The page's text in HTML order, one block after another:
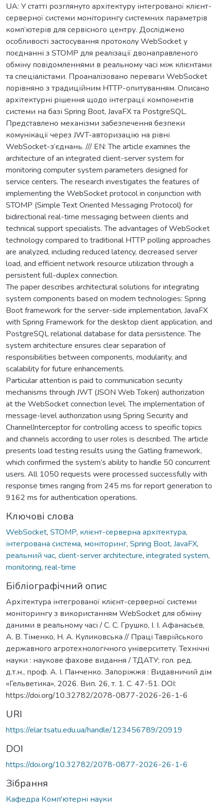
UA: У статті розглянуто архітектуру інтегрованої клієнт-
серверної системи моніторингу системних параметрів
комп’ютерів для сервісного центру. Досліджено
особливості застосування протоколу WebSocket у
поєднанні з STOMP для реалізації двонаправленого
обміну повідомленнями в реальному часі між клієнтами
та спеціалістами. Проаналізовано переваги WebSocket
порівняно з традиційним HTTP-опитуванням. Описано
архітектурні рішення щодо інтеграції компонентів
системи на базі Spring Boot, JavaFX та PostgreSQL.
Представлено механізми забезпечення безпеки
комунікації через JWT-авторизацію на рівні
WebSocket-з’єднань. /// EN: The article examines the
architecture of an integrated client-server system for
monitoring computer system parameters designed for
service centers. The research investigates the features of
implementing the WebSocket protocol in conjunction with
STOMP (Simple Text Oriented Messaging Protocol) for
bidirectional real-time messaging between clients and
technical support specialists. The advantages of WebSocket
technology compared to traditional HTTP polling approaches
are analyzed, including reduced latency, decreased server
load, and efficient network resource utilization through a
persistent full-duplex connection.
The paper describes architectural solutions for integrating
system components based on modern technologies: Spring
Boot framework for the server-side implementation, JavaFX
with Spring Framework for the desktop client application, and
PostgreSQL relational database for data persistence. The
system architecture ensures clear separation of
responsibilities between components, modularity, and
scalability for future enhancements.
Particular attention is paid to communication security
mechanisms through JWT (JSON Web Token) authorization
at the WebSocket connection level. The implementation of
message-level authorization using Spring Security and
ChannelInterceptor for controlling access to specific topics
and channels according to user roles is described. The article
presents load testing results using the Gatling framework,
which confirmed the system’s ability to handle 50 concurrent
users. All 1050 requests were processed successfully with
response times ranging from 245 ms for report generation to
9162 ms for authentication operations.
Ключові слова
WebSocket, STOMP, клієнт-серверна архітектура,
інтегрована система, моніторинг, Spring Boot, JavaFX,
реальний час, client-server architecture, integrated system,
monitoring, real-time
Бібліографічний опис
Архітектура інтегрованої клієнт-серверної системи
моніторингу з використанням WebSocket для обміну
даними в реальному часі / С. С. Грушко, І. І. Афанасьєв,
А. В. Тіменко, Н. А. Куликовська // Праці Таврійського
державного агротехнологічного університету. Технічні
науки : наукове фахове видання / ТДАТУ; гол. ред.
д.т.н., проф. А. І. Панченко. Запоріжжя : Видавничий дім
«Гельветика», 2026. Вип. 26, т. 1. С. 47-51. DOI:
https://doi.org/10.32782/2078-0877-2026-26-1-6
URI
https://elar.tsatu.edu.ua/handle/123456789/20919
DOI
https://doi.org/10.32782/2078-0877-2026-26-1-6
Зібрання
Кафедра Комп'ютерні науки